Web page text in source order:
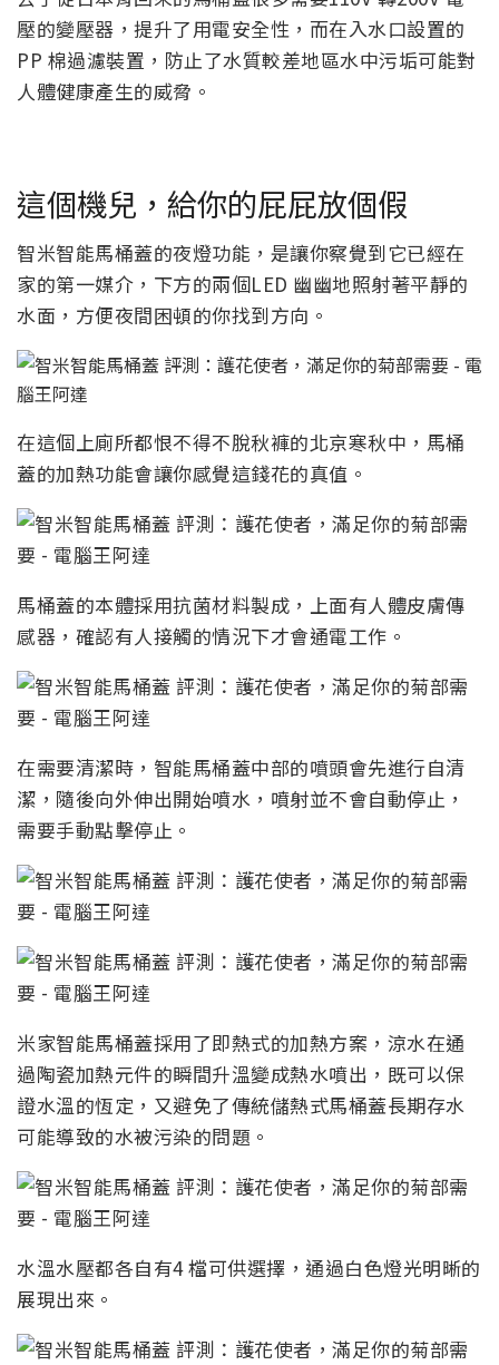
壓的變壓器，提升了用電安全性，而在入水口設置的
PP 棉過濾裝置，防止了水質較差地區水中污垢可能對
人體健康產生的威脅。
這個機兒，給你的屁屁放個假
智米智能馬桶蓋的夜燈功能，是讓你察覺到它已經在
家的第一媒介，下方的兩個LED 幽幽地照射著平靜的
水面，方便夜間困頓的你找到方向。
在這個上廁所都恨不得不脫秋褲的北京寒秋中，馬桶
蓋的加熱功能會讓你感覺這錢花的真值。
馬桶蓋的本體採用抗菌材料製成，上面有人體皮膚傳
感器，確認有人接觸的情況下才會通電工作。
在需要清潔時，智能馬桶蓋中部的噴頭會先進行自清
潔，隨後向外伸出開始噴水，噴射並不會自動停止，
需要手動點擊停止。
米家智能馬桶蓋採用了即熱式的加熱方案，涼水在通
過陶瓷加熱元件的瞬間升溫變成熱水噴出，既可以保
證水溫的恆定，又避免了傳統儲熱式馬桶蓋長期存水
可能導致的水被污染的問題。
水溫水壓都各自有4 檔可供選擇，通過白色燈光明晰的
展現出來。